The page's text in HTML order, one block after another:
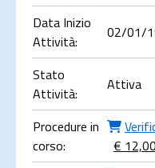
Data Inizio
Attività:
02/01/
Stato
Attività:
Attiva
Procedure in
corso:
€ 12,00